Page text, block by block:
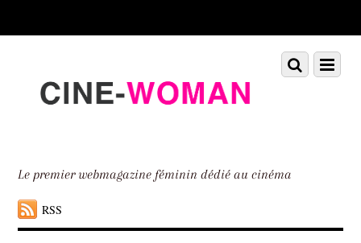
down
Le premier webmagazine féminin dédié au cinéma
RSS
Menu
Scroll
down